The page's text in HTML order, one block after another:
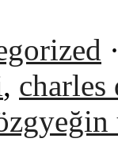
, charles